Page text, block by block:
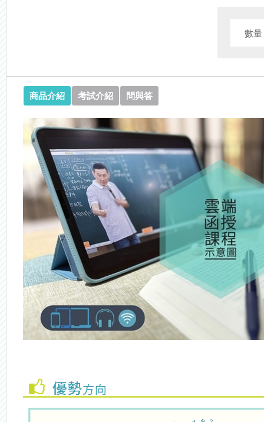
數
商品介紹 考試介紹 問與答